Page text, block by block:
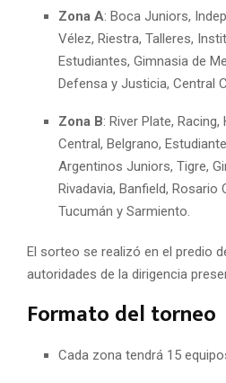
Zona A: Boca Juniors,
Vélez, Riestra, Talleres,
Estudiantes, Gimnasia de
Defensa y Justicia, Central
Zona B: River Plate,
Central, Belgrano,
Argentinos Juniors, Tigre,
Rivadavia, Banfield,
Tucumán y Sarmiento.
El sorteo se realizó en el predio
autoridades de la dirigencia
Formato del torneo
Cada zona tendrá 15